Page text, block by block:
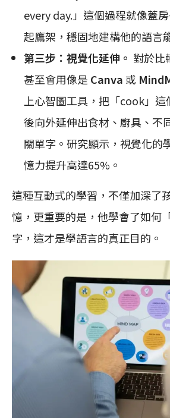
every day.」這個過程就像蓋
起鷹架，穩固地建構他的語言
第三步：視覺化延伸。 對於比
甚至會用像是 Canva 或
上心智圖工具，把「cook」
後向外延伸出食材、廚具、不
關單字。研究顯示，視覺化的
憶力提升高達65%。
這種互動式的學習，不僅加深了
憶，更重要的是，他學會了如何
字，這才是學語言的真正目的。